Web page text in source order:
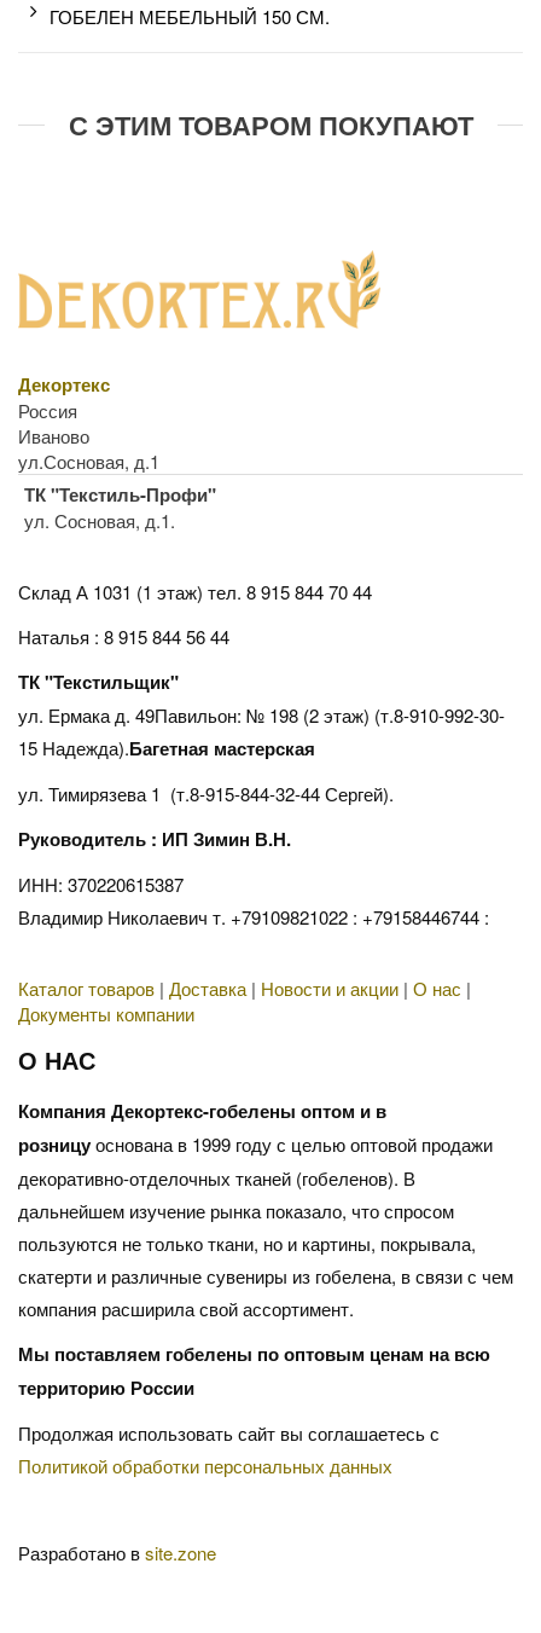
ГОБЕЛЕН МЕБЕЛЬНЫЙ 150 СМ.
С ЭТИМ ТОВАРОМ ПОКУПАЮТ
Декортекс
Россия
Иваново
ул.Сосновая, д.1
ТК "Текстиль-Профи"
ул. Сосновая, д.1.
Склад А 1031 (1 этаж) тел. 8 915 844 70 44
Наталья : 8 915 844 56 44
ТК "Текстильщик"
ул. Ермака д. 49Павильон: № 198 (2 этаж) (т.8-910-992-30-
15 Надежда).Багетная мастерская
ул. Тимирязева 1 (т.8-915-844-32-44 Сергей).
Руководитель : ИП Зимин В.Н.
ИНН: 370220615387
Владимир Николаевич т. +79109821022 : +79158446744 :
Каталог товаров | Доставка | Новости и акции | О нас |
Документы компании
О НАС
Компания Декортекс-гобелены оптом и в
розницуоснована в 1999 году с целью оптовой продажи
декоративно-отделочных тканей (гобеленов). В
дальнейшем изучение рынка показало, что спросом
пользуются не только ткани, но и картины, покрывала,
скатерти и различные сувениры из гобелена, в связи с чем
компания расширила свой ассортимент.
Мы поставляем гобелены по оптовым ценам на всю
территорию России
Продолжая использовать сайт вы соглашаетесь с
Политикой обработки персональных данных
Разработано вsite.zone